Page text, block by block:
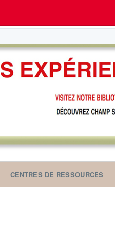
CENTRES DE RESSOURCES